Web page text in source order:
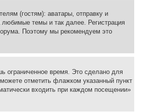
(гостям): аватары, отправку и
любимые темы и так далее. Регистрация
Поэтому мы рекомендуем это
ограниченное время. Это сделано для
отметить флажком указанный пункт
входить при каждом посещении»